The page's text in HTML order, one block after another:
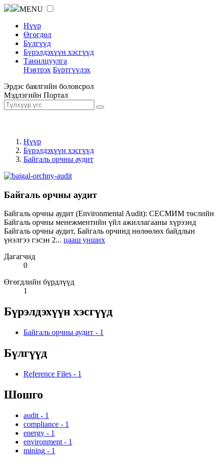
MENU
Нүүр
Өгөгдөл
Бүлгүүд
Бүрэлдэхүүн хэсгүүд
Танилцуулга
Нэвтрэх Бүртгүүлэх
Эрдэс баялгийн боловсрол
Мэдлэгийн Портал
Нүүр
Бүрэлдэхүүн хэсгүүд
Байгаль орчны аудит
Байгаль орчны аудит
Байгаль орчны аудит (Environmental Audit): СЕСМИМ төслийн
Байгаль орчны менежментийн үйл ажиллагааны хүрээнд
Байгаль орчны аудит, Байгаль орчинд нөлөөлөх байдлын
үнэлгээ гэсэн 2... цааш унших
Дагагчид
0
Өгөгдлийн бүрдлүүд
1
Бүрэлдэхүүн хэсгүүд
Байгаль орчны аудит - 1
Бүлгүүд
Reference Files - 1
Шошго
audit - 1
compliance - 1
energy - 1
environment - 1
mining - 1